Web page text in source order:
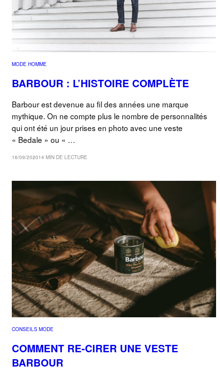
MODE HOMME
BARBOUR : L’HISTOIRE COMPLÈTE
Barbour est devenue au fil des années une marque
mythique. On ne compte plus le nombre de personnalités
qui ont été un jour prises en photo avec une veste
« Bedale » ou « …
16/09/202014 MIN DE LECTURE
CONSEILS MODE
COMMENT RE-CIRER UNE VESTE
BARBOUR